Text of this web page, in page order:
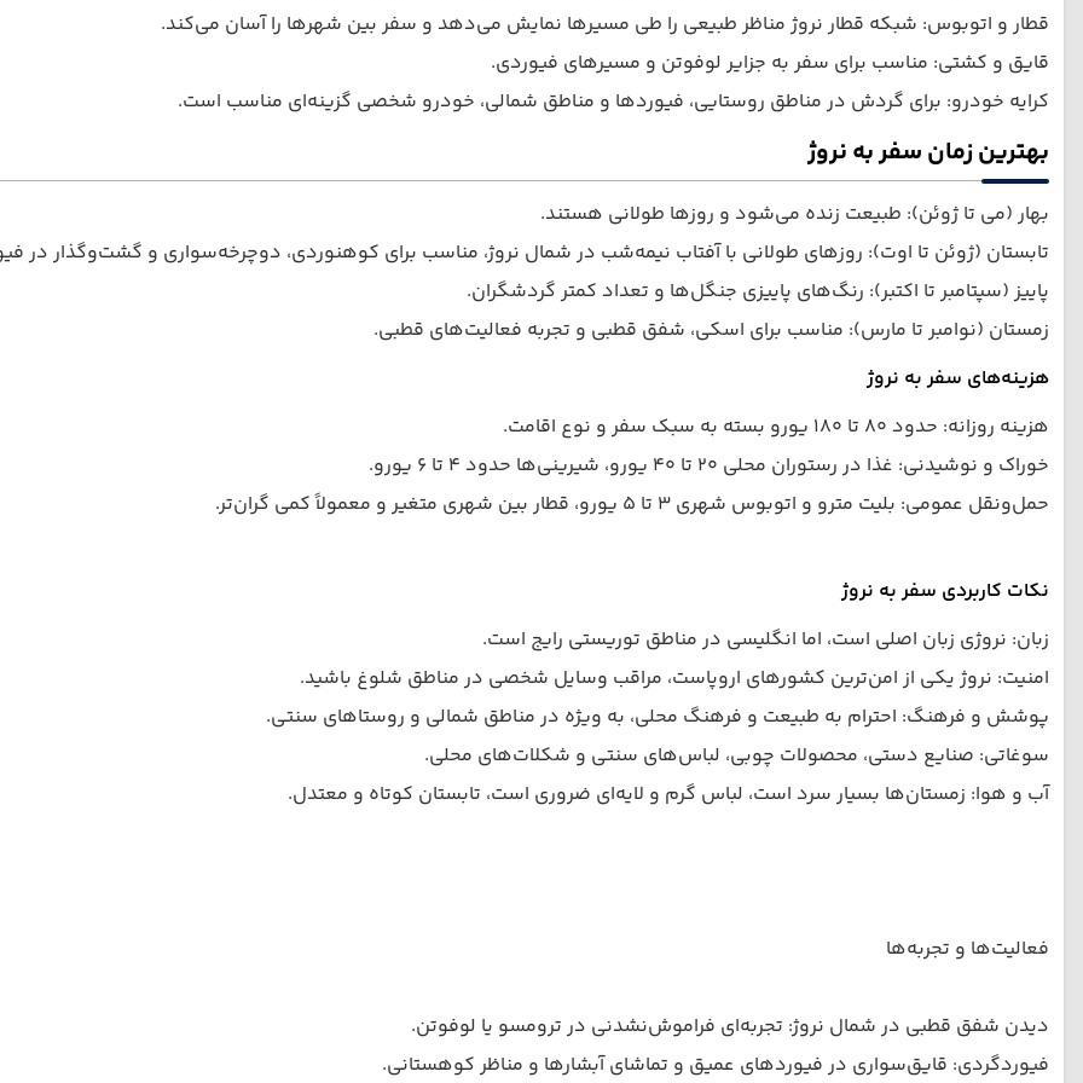
قطار و اتوبوس: شبکه قطار نروژ مناظر طبیعی را طی مسیرها نمایش می‌دهد و سفر بین شهرها را آسان می‌کند.
قایق و کشتی: مناسب برای سفر به جزایر لوفوتن و مسیرهای فیوردی.
کرایه خودرو: برای گردش در مناطق روستایی، فیوردها و مناطق شمالی، خودرو شخصی گزینه‌ای مناسب است.
بهترین زمان سفر به نروژ
بهار (می تا ژوئن): طبیعت زنده می‌شود و روزها طولانی هستند.
تابستان (ژوئن تا اوت): روزهای طولانی با آفتاب نیمه‌شب در شمال نروژ، مناسب برای کوهنوردی، دوچرخه‌سواری و گشت‌وگذار در
پاییز (سپتامبر تا اکتبر): رنگ‌های پاییزی جنگل‌ها و تعداد کمتر گردشگران.
زمستان (نوامبر تا مارس): مناسب برای اسکی، شفق قطبی و تجربه فعالیت‌های قطبی.
هزینه‌های سفر به نروژ
هزینه روزانه: حدود ۸۰ تا ۱۸۰ یورو بسته به سبک سفر و نوع اقامت.
خوراک و نوشیدنی: غذا در رستوران محلی ۲۰ تا ۴۰ یورو، شیرینی‌ها حدود ۴ تا ۶ یورو.
حمل‌ونقل عمومی: بلیت مترو و اتوبوس شهری ۳ تا ۵ یورو، قطار بین شهری متغیر و معمولاً کمی گران‌تر.
نکات کاربردی سفر به نروژ
زبان: نروژی زبان اصلی است، اما انگلیسی در مناطق توریستی رایج است.
امنیت: نروژ یکی از امن‌ترین کشورهای اروپاست، مراقب وسایل شخصی در مناطق شلوغ باشید.
پوشش و فرهنگ: احترام به طبیعت و فرهنگ محلی، به ویژه در مناطق شمالی و روستاهای سنتی.
سوغاتی: صنایع دستی، محصولات چوبی، لباس‌های سنتی و شکلات‌های محلی.
آب و هوا: زمستان‌ها بسیار سرد است، لباس گرم و لایه‌ای ضروری است، تابستان کوتاه و معتدل.
فعالیت‌ها و تجربه‌ها
دیدن شفق قطبی در شمال نروژ: تجربه‌ای فراموش‌نشدنی در ترومسو یا لوفوتن.
فیوردگردی: قایق‌سواری در فیوردهای عمیق و تماشای آبشارها و مناظر کوهستانی.